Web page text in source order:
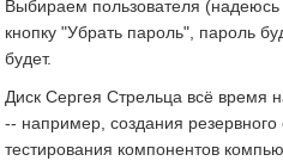
Выбираем пользователя
кнопку "Убрать пароль", пароль
будет.
Диск Сергея Стрельца всё время
-- например, создания резервного
тестирования компонентов